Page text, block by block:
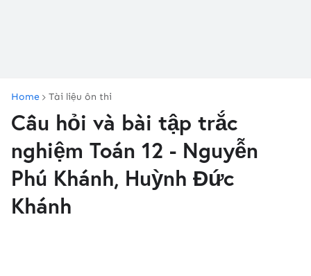
Home Tài liệu ôn thi
Câu hỏi và bài tập trắc
nghiệm Toán 12 - Nguyễn
Phú Khánh, Huỳnh Đức
Khánh